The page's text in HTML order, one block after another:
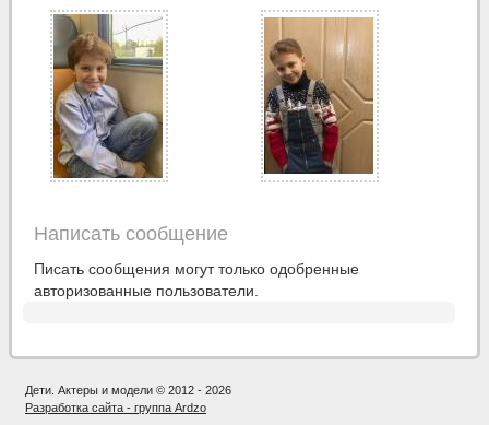
Написать сообщение
Писать сообщения могут только одобренные
авторизованные пользователи.
Дети. Актеры и модели © 2012 - 2026
Разработка сайта - группа Ardzo